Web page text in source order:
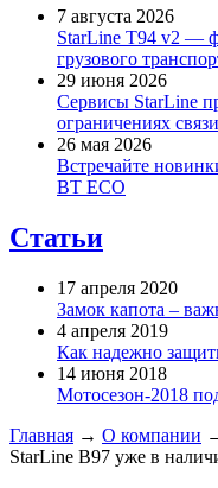
7 августа 2026
StarLine T94 v2 —
грузового
29 июня 2026
Сервисы StarLine
ограничениях связи
26 мая 2026
Встречайте
BT ECO
Статьи
17 апреля 2020
Замок капота –
4 апреля 2019
Как надежно
14 июня 2018
Мотосезон-2018
Главная → О компании
StarLine B97 уже в